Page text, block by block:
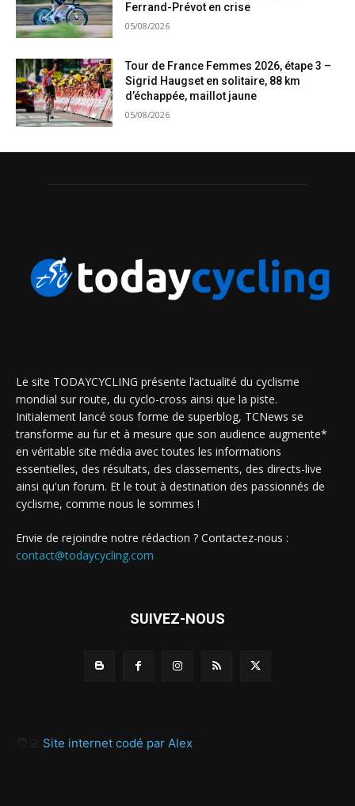
Ferrand-Prévot en crise
05/08/2026
Tour de France Femmes 2026, étape 3 –
Sigrid Haugset en solitaire, 88 km
d’échappée, maillot jaune
05/08/2026
Le site TODAYCYCLING présente l’actualité du cyclisme
mondial sur route, du cyclo-cross ainsi que la piste.
Initialement lancé sous forme de superblog, TCNews se
transforme au fur et à mesure que son audience augmente*
en véritable site média avec toutes les informations
essentielles, des résultats, des classements, des directs-live
ainsi qu'un forum. Et le tout à destination des passionnés de
cyclisme, comme nous le sommes !
Envie de rejoindre notre rédaction ? Contactez-nous :
contact@todaycycling.com
SUIVEZ-NOUS
Site internet codé par Alex